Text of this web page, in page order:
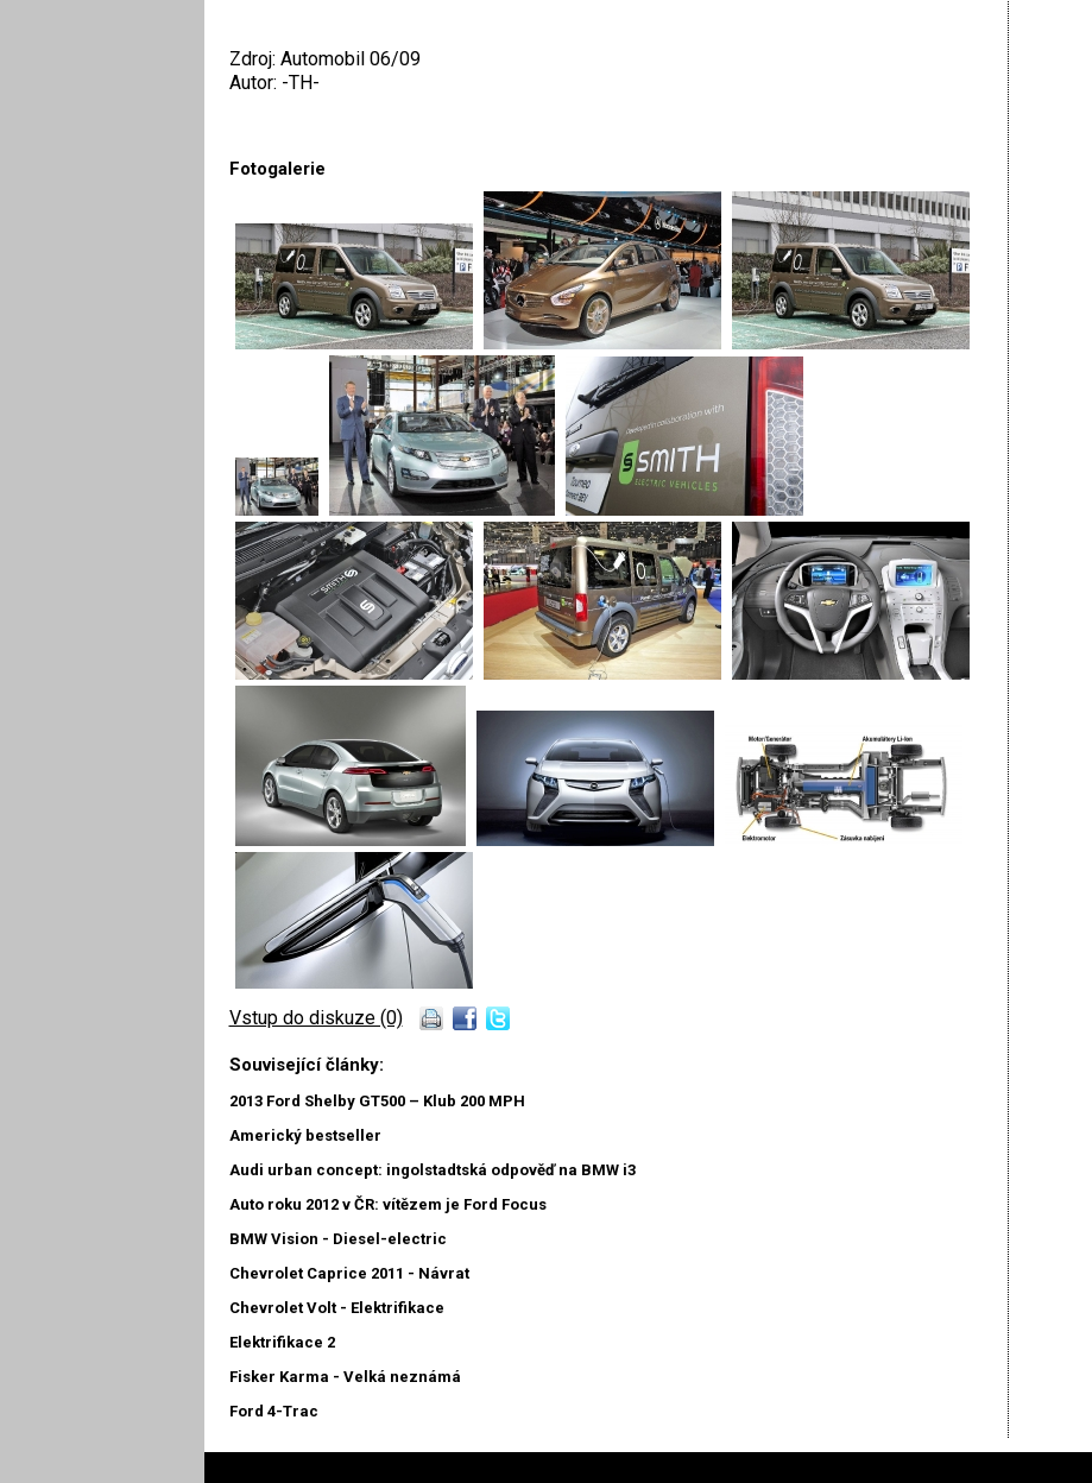
Zdroj: Automobil 06/09
Autor: -TH-
Fotogalerie
Vstup do diskuze (0)
Související články:
2013 Ford Shelby GT500 – Klub 200 MPH
Americký bestseller
Audi urban concept: ingolstadtská odpověď na BMW i3
Auto roku 2012 v ČR: vítězem je Ford Focus
BMW Vision - Diesel-electric
Chevrolet Caprice 2011 - Návrat
Chevrolet Volt - Elektrifikace
Elektrifikace 2
Fisker Karma - Velká neznámá
Ford 4-Trac